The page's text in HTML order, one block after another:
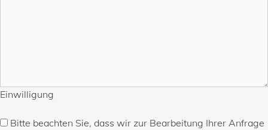
Einwilligung
Bitte beachten Sie, dass wir zur Bearbeitung Ihrer Anfrage